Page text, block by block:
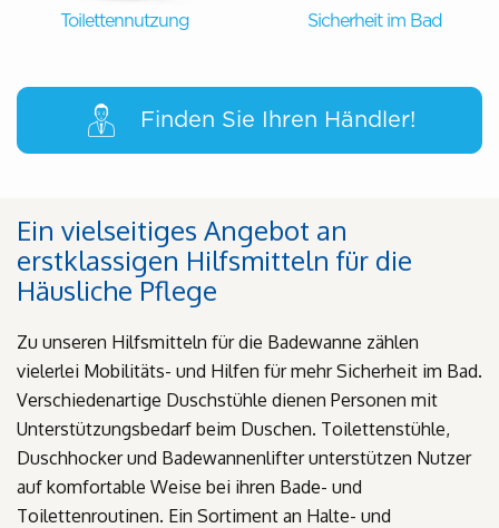
Toilettennutzung Sicherheit im Bad
Finden Sie Ihren Händler!
Ein vielseitiges Angebot an
erstklassigen Hilfsmitteln für die
Häusliche Pflege
Zu unseren Hilfsmitteln für die Badewanne zählen
vielerlei Mobilitäts- und Hilfen für mehr Sicherheit im Bad.
Verschiedenartige Duschstühle dienen Personen mit
Unterstützungsbedarf beim Duschen. Toilettenstühle,
Duschhocker und Badewannenlifter unterstützen Nutzer
auf komfortable Weise bei ihren Bade- und
Toilettenroutinen. Ein Sortiment an Halte- und